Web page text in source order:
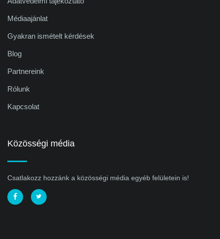
Médiaajánlat
Gyakran ismételt kérdések
Blog
Partnereink
Rólunk
Kapcsolat
Közösségi média
Csatlakozz hozzánk a közösségi média egyéb felületein is!